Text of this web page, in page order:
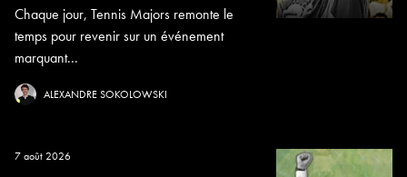
Chaque jour, Tennis Majors remonte le
temps pour revenir sur un événement
marquant...
ALEXANDRE SOKOLOWSKI
7 août 2026